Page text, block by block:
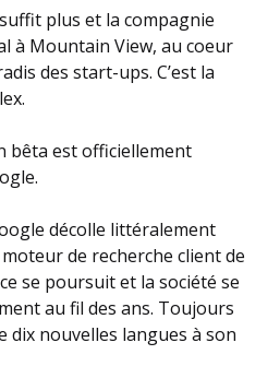
plus et la compagnie
à Mountain View, au coeur
des start-ups. C’est la
bêta est officiellement
décolle littéralement
de recherche client de
se poursuit et la société se
au fil des ans. Toujours
dix nouvelles langues à son